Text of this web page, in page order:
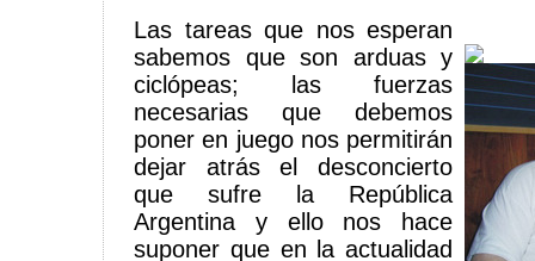
Las tareas que nos esperan
sabemos que son arduas y
ciclópeas; las fuerzas
necesarias que debemos
poner en juego nos permitirán
dejar atrás el desconcierto
que sufre la República
Argentina y ello nos hace
suponer que en la actualidad